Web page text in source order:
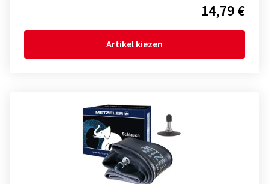
14,79 €
Artikel kiezen